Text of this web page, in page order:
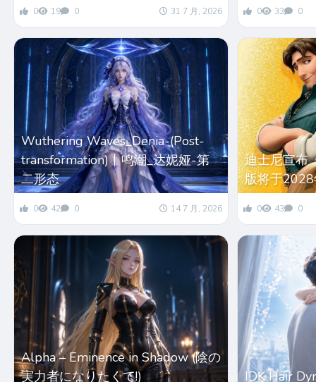
0 19 0 31 7 月, 2026 0 33 0
Wuthering Waves_Denia-(Post-
transformation)丨鸣潮_达妮娅-第
二形态
0 42 0 14 7 月, 2026
迪士尼宣布
版将于
0 43 0
Alpha – Eminence in Shadow (陰の
実力者になりたくて!)
IDK Hair